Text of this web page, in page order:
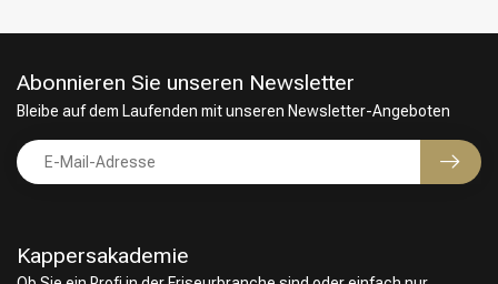
Kappersakademie
Abonnieren Sie unseren Newsletter
Bleibe auf dem Laufenden mit unseren Newsletter-Angeboten